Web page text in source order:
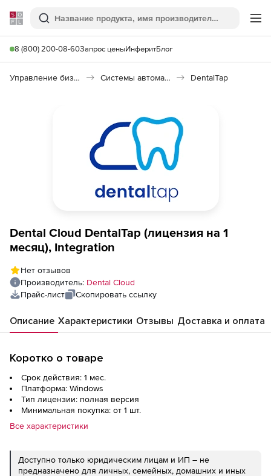
Softline
Поиск
8 (800) 200-08-60Запрос ценыИнферитБлог
Управление бизнесом, CRM/ERP Системы автоматизации DentalTap
Dental Cloud DentalTap (лицензия на 1
месяц), Integration
Нет отзывов
Производитель: Dental Cloud
Прайс-лист
Скопировать ссылку
Описание Характеристики Отзывы Доставка и оплата
Коротко о товаре
Срок действия: 1 мес.
Платформа: Windows
Тип лицензии: полная версия
Минимальная покупка: от 1 шт.
Все характеристики
Доступно только юридическим лицам и ИП – не
предназначено для личных, семейных, домашних и иных